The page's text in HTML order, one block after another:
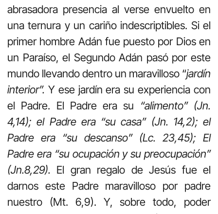
abrasadora presencia al verse envuelto en
una ternura y un cariño indescriptibles. Si el
primer hombre Adán fue puesto por Dios en
un Paraíso, el Segundo Adán pasó por este
mundo llevando dentro un maravilloso “jardín
interior”. Y ese jardín era su experiencia con
el Padre. El Padre era su “alimento” (Jn.
4,14); el Padre era “su casa” (Jn. 14,2); el
Padre era “su descanso” (Lc. 23,45); El
Padre era “su ocupación y su preocupación”
(Jn.8,29). El gran regalo de Jesús fue el
darnos este Padre maravilloso por padre
nuestro (Mt. 6,9). Y, sobre todo, poder